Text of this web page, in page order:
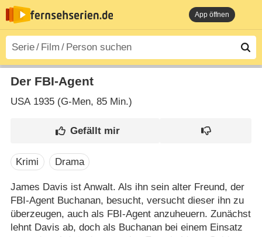
App öffnen
Der FBI-Agent
USA1935 (G-Men‎, 85 Min.)
Krimi Drama
James Davis ist Anwalt. Als ihn sein alter Freund, der
FBI-Agent Buchanan, besucht, versucht dieser ihn zu
überzeugen, auch als FBI-Agent anzuheuern. Zunächst
lehnt Davis ab, doch als Buchanan bei einem Einsatz